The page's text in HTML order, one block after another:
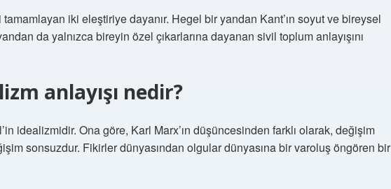
iki eleştiriye dayanır. Hegel bir yandan Kant’ın soyut ve bireysel
da yalnızca bireyin özel çıkarlarına dayanan sivil toplum anlayışını
anlayışı nedir?
idealizmidir. Ona göre, Karl Marx’ın düşüncesinden farklı olarak, değişim
sonsuzdur. Fikirler dünyasından olgular dünyasına bir varoluş öngören bir